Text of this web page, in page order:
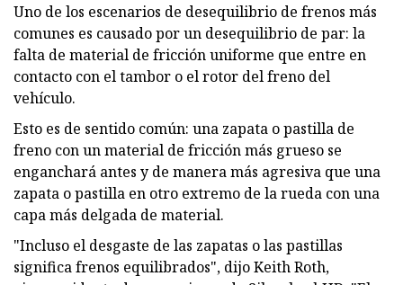
Uno de los escenarios de desequilibrio de frenos más
comunes es causado por un desequilibrio de par: la
falta de material de fricción uniforme que entre en
contacto con el tambor o el rotor del freno del
vehículo.
Esto es de sentido común: una zapata o pastilla de
freno con un material de fricción más grueso se
enganchará antes y de manera más agresiva que una
zapata o pastilla en otro extremo de la rueda con una
capa más delgada de material.
"Incluso el desgaste de las zapatas o las pastillas
significa frenos equilibrados", dijo Keith Roth,